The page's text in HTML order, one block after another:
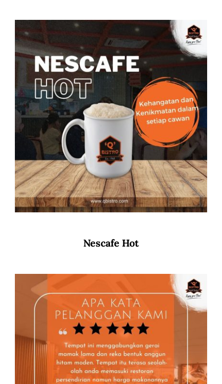
Nescafe Hot